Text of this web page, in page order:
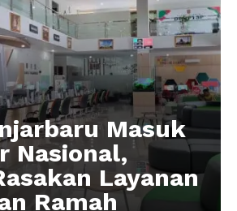
Masuk
Nasional,
Layanan
Ramah